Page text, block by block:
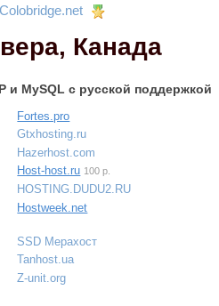
Colobridge.net
Канада
и MySQL с русской поддержкой
Fortes.pro
Gtxhosting.ru
Hazerhost.com
Host-host.ru 100 р.
HOSTING.DUDU2.RU
Hostweek.net
SSD Мерахост
Tanhost.ua
Z-unit.org